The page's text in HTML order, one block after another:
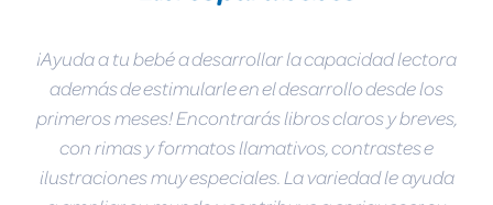
¡Ayuda a tu bebé a desarrollar la capacidad lectora
además de estimularle en el desarrollo desde los
primeros meses! Encontrarás libros claros y breves,
con rimas y formatos llamativos, contrastes e
ilustraciones muy especiales. La variedad le ayuda